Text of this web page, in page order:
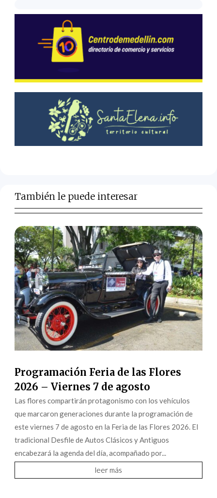
También le puede interesar
Programación Feria de las Flores
2026 – Viernes 7 de agosto
Las flores compartirán protagonismo con los vehículos
que marcaron generaciones durante la programación de
este viernes 7 de agosto en la Feria de las Flores 2026. El
tradicional Desfile de Autos Clásicos y Antiguos
encabezará la agenda del día, acompañado por...
leer más